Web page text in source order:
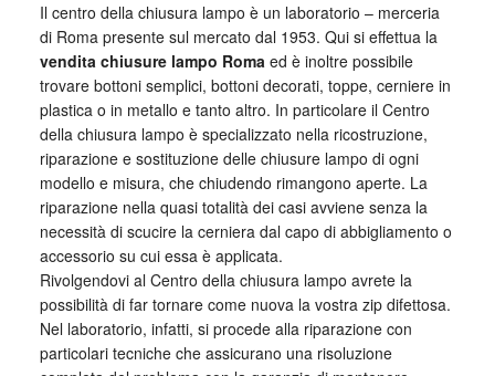
Il centro della chiusura lampo è un laboratorio – merceria
di Roma presente sul mercato dal 1953. Qui si effettua la
vendita chiusure lampo Romaed è inoltre possibile
trovare bottoni semplici, bottoni decorati, toppe, cerniere in
plastica o in metallo e tanto altro. In particolare il Centro
della chiusura lampo è specializzato nella ricostruzione,
riparazione e sostituzione delle chiusure lampo di ogni
modello e misura, che chiudendo rimangono aperte. La
riparazione nella quasi totalità dei casi avviene senza la
necessità di scucire la cerniera dal capo di abbigliamento o
accessorio su cui essa è applicata.
Rivolgendovi al Centro della chiusura lampo avrete la
possibilità di far tornare come nuova la vostra zip difettosa.
Nel laboratorio, infatti, si procede alla riparazione con
particolari tecniche che assicurano una risoluzione